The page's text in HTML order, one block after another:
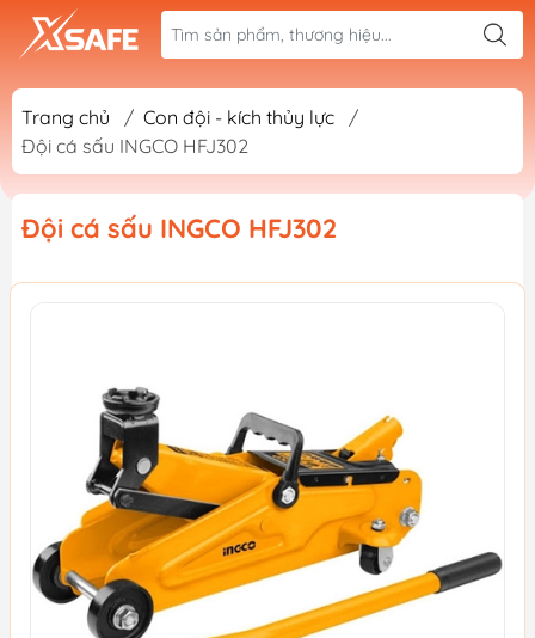
Trang chủ / Con đội - kích thủy lực
/
Đội cá sấu INGCO HFJ302
Đội cá sấu INGCO HFJ302